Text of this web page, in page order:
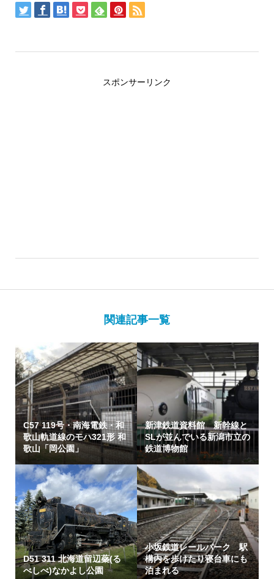
スポンサーリンク
関連記事一覧
C57 119号・南海電鉄・和
歌山軌道線のモハ321形 和
歌山「岡公園」
新津鉄道資料館 新幹線と
SLが並んでいる新潟市立の
鉄道博物館
D51 311 北海道留辺蘂(る
べしべ)なかよし公園
小坂鉄道レールパーク 駅
構内を歩けたり寝台車にも
泊まれる